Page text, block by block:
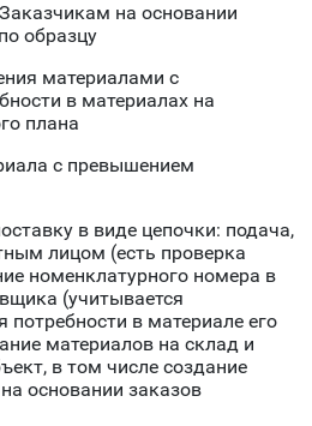
на основании
образцу
материалами с
в материалах на
плана
с превышением
в виде цепочки: подача,
лицом (есть проверка
номенклатурного номера в
(учитывается
в материале его
материалов на склад и
в том числе создание
основании заказов